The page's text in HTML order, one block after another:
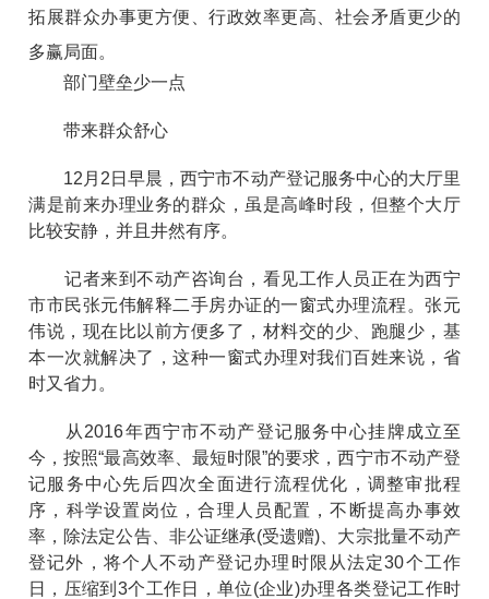
拓展群众办事更方便、行政效率更高、社会矛盾更少的
多赢局面。
部门壁垒少一点
带来群众舒心
12月2日早晨，西宁市不动产登记服务中心的大厅里
满是前来办理业务的群众，虽是高峰时段，但整个大厅
比较安静，并且井然有序。
记者来到不动产咨询台，看见工作人员正在为西宁
市市民张元伟解释二手房办证的一窗式办理流程。张元
伟说，现在比以前方便多了，材料交的少、跑腿少，基
本一次就解决了，这种一窗式办理对我们百姓来说，省
时又省力。
从2016年西宁市不动产登记服务中心挂牌成立至
今，按照“最高效率、最短时限”的要求，西宁市不动产登
记服务中心先后四次全面进行流程优化，调整审批程
序，科学设置岗位，合理人员配置，不断提高办事效
率，除法定公告、非公证继承(受遗赠)、大宗批量不动产
登记外，将个人不动产登记办理时限从法定30个工作
日，压缩到3个工作日，单位(企业)办理各类登记工作时